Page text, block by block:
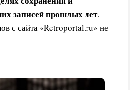
записей прошлых лет.
с сайта «Retroportal.ru» не